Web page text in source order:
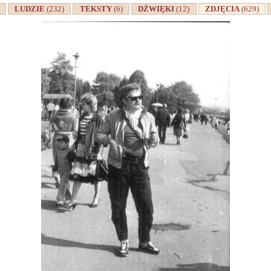
LUDZIE(232) TEKSTY (6) DŹWIĘKI(12) ZDJĘCIA(629)